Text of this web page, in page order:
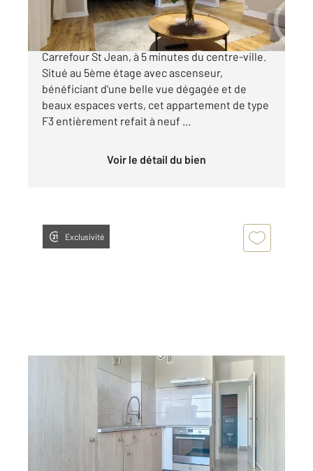
Châlons en Champagne, à proximité du
Carrefour St Jean, à 5 minutes du centre-ville.
Situé au 5ème étage avec ascenseur,
bénéficiant d'une belle vue dégagée et de
beaux espaces verts, cet appartement de type
F3 entièrement refait à neuf ...
Voir le détail du bien
Exclusivité
CHALONS EN CHAMPAGNE 51
, 4 pièces
Appartement F3 à vendre
105 000 €